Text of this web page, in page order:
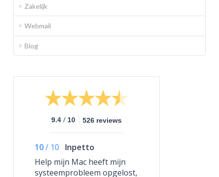
Zakelijk
Webmail
Blog
9.4 / 10 526 reviews
10/ 10
Inpetto
Help mijn Mac heeft mijn
systeemprobleem opgelost,